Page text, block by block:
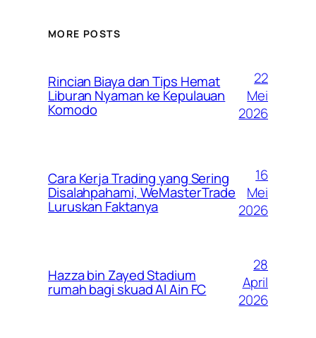
MORE POSTS
Rincian Biaya dan Tips Hemat
Liburan Nyaman ke Kepulauan
Komodo
22
Mei
2026
Cara Kerja Trading yang Sering
Disalahpahami, WeMasterTrade
Luruskan Faktanya
16
Mei
2026
Hazza bin Zayed Stadium
rumah bagi skuad Al Ain FC
28
April
2026